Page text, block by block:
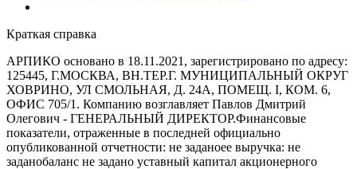
Краткая справка
АРПИКО основано в 18.11.2021, зарегистрировано по адресу:
125445, Г.МОСКВА, ВН.ТЕР.Г. МУНИЦИПАЛЬНЫЙ ОКРУГ
ХОВРИНО, УЛ СМОЛЬНАЯ, Д. 24А, ПОМЕЩ. I, КОМ. 6,
ОФИС 705/1. Компанию возглавляет Павлов Дмитрий
Олегович - ГЕНЕРАЛЬНЫЙ ДИРЕКТОР.Финансовые
показатели, отраженные в последней официально
опубликованной отчетности: не заданоее выручка: не
заданобаланс не задано уставный капитал акционерного